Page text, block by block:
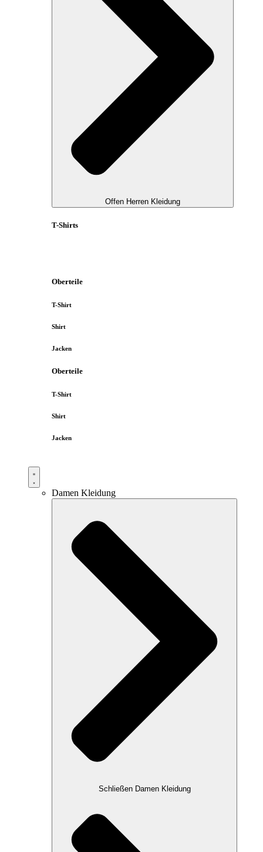
Offen Herren Kleidung
T-Shirts
Oberteile
T-Shirt
Shirt
Jacken
Oberteile
T-Shirt
Shirt
Jacken
Damen Kleidung
Schließen Damen Kleidung